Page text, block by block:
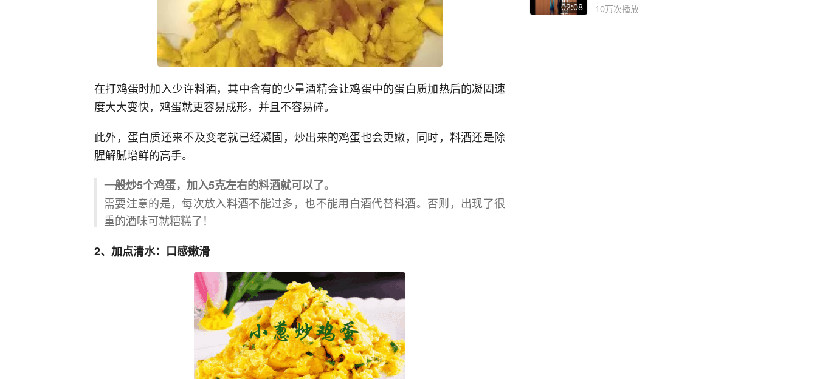
在打鸡蛋时加入少许料酒，其中含有的少量酒精会让鸡蛋中的蛋白质加热后的凝固速
度大大变快，鸡蛋就更容易成形，并且不容易碎。
此外，蛋白质还来不及变老就已经凝固，炒出来的鸡蛋也会更嫩，同时，料酒还是除
腥解腻增鲜的高手。
一般炒5个鸡蛋，加入5克左右的料酒就可以了。
需要注意的是，每次放入料酒不能过多，也不能用白酒代替料酒。否则，出现了很
重的酒味可就糟糕了！
2、加点清水：口感嫩滑
02:08 10万次播放